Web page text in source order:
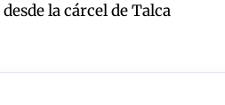
la cárcel de Talca